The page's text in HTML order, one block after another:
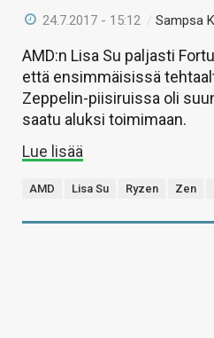
24.7.2017 - 15:12 /Sampsa
AMD:n Lisa Su paljasti
että ensimmäisissä
Zeppelin-piisiruissa oli
saatu aluksi toimimaan.
Lue lisää
AMD Lisa Su Ryzen Zen